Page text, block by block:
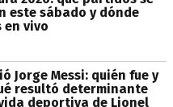
este sábado y dónde
en vivo
Jorge Messi: quién fue y
resultó determinante
deportiva de Lionel